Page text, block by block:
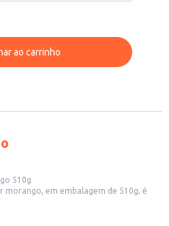
ao carrinho
510g
morango, em embalagem de 510g, é
e estabelecimentos comerciais